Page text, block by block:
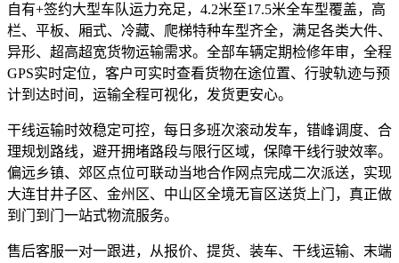
自有+签约大型车队运力充足，4.2米至17.5米全车型覆盖，高
栏、平板、厢式、冷藏、爬梯特种车型齐全，满足各类大件、
异形、超高超宽货物运输需求。全部车辆定期检修年审，全程
GPS实时定位，客户可实时查看货物在途位置、行驶轨迹与预
计到达时间，运输全程可视化，发货更安心。
干线运输时效稳定可控，每日多班次滚动发车，错峰调度、合
理规划路线，避开拥堵路段与限行区域，保障干线行驶效率。
偏远乡镇、郊区点位可联动当地合作网点完成二次派送，实现
大连甘井子区、金州区、中山区全境无盲区送货上门，真正做
到门到门一站式物流服务。
售后客服一对一跟进，从报价、提货、装车、干线运输、末端